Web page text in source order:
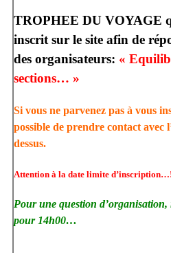
TROPHEE DU VOYAGE
inscrit sur le site afin de
des organisateurs: «
sections… »
Si vous ne parvenez pas à vous
possible de prendre contact avec
dessus.
Attention à la date limite
Pour une question d’organisation,
pour 14h00…